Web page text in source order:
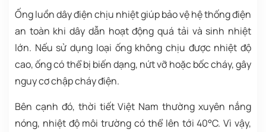
Ống luồn dây điện chịu nhiệt giúp bảo vệ hệ thống điện
an toàn khi dây dẫn hoạt động quá tải và sinh nhiệt
lớn. Nếu sử dụng loại ống không chịu được nhiệt độ
cao, ống có thể bị biến dạng, nứt vỡ hoặc bốc cháy, gây
nguy cơ chập cháy điện.
Bên cạnh đó, thời tiết Việt Nam thường xuyên nắng
nóng, nhiệt độ môi trường có thể lên tới 40°C. Vì vậy,